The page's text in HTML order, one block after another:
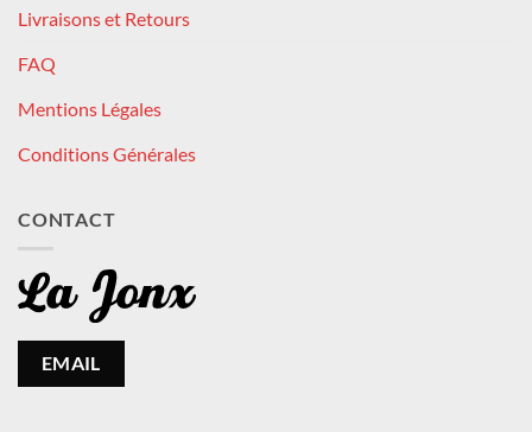
Livraisons et Retours
FAQ
Mentions Légales
Conditions Générales
CONTACT
EMAIL